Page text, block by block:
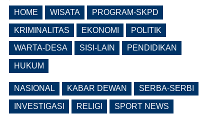
Ngawi Fokus di Eks Rumdin Wakil
Bupati
(0 Reply(s))
HOME WISATA PROGRAM-SKPD
KRIMINALITAS EKONOMI POLITIK
WARTA-DESA SISI-LAIN PENDIDIKAN
HUKUM
NASIONAL KABAR DEWAN SERBA-SERBI
INVESTIGASI RELIGI SPORT NEWS